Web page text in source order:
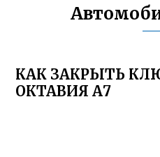
КАК ЗАКРЫТЬ
ОКТАВИЯ А7